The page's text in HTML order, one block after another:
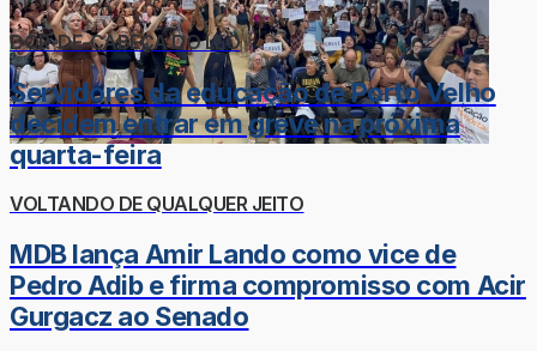
DOR-DE-CABEÇA DO LÉO
Servidores da educação de Porto Velho
decidem entrar em greve na próxima
quarta-feira
VOLTANDO DE QUALQUER JEITO
MDB lança Amir Lando como vice de
Pedro Adib e firma compromisso com Acir
Gurgacz ao Senado